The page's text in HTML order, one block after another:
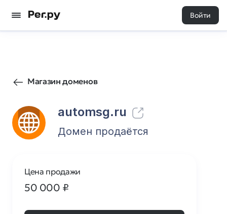
Войти
Магазин доменов
automsg.ru
12 0
Домен продаётся
Цена продажи
50 000 ₽